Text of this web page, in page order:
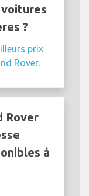
?
prix
Rover.
Rover
à